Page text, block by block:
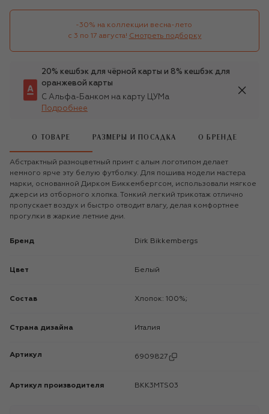
-30% на коллекции весна-лето
с 3 по 17 августа! Смотреть подборку
20% кешбэк для чёрной карты и 8% кешбэк для
оранжевой карты
С Альфа-Банком на карту ЦУМа
Подробнее
О ТОВАРЕ РАЗМЕРЫ И ПОСАДКА О БРЕНДЕ
Абстрактный разноцветный принт с алым логотипом делает
немного ярче эту белую футболку. Для пошива модели мастера
марки, основанной Дирком Биккембергсом, использовали мягкое
джерси из отборного хлопка. Тонкий легкий трикотаж отлично
пропускает воздух и быстро отводит влагу, делая комфортнее
прогулки в жаркие летние дни.
Бренд Dirk Bikkembergs
Цвет Белый
Состав Хлопок: 100%;
Страна дизайна Италия
Артикул 6909827
Артикул производителя BKK3MTS03